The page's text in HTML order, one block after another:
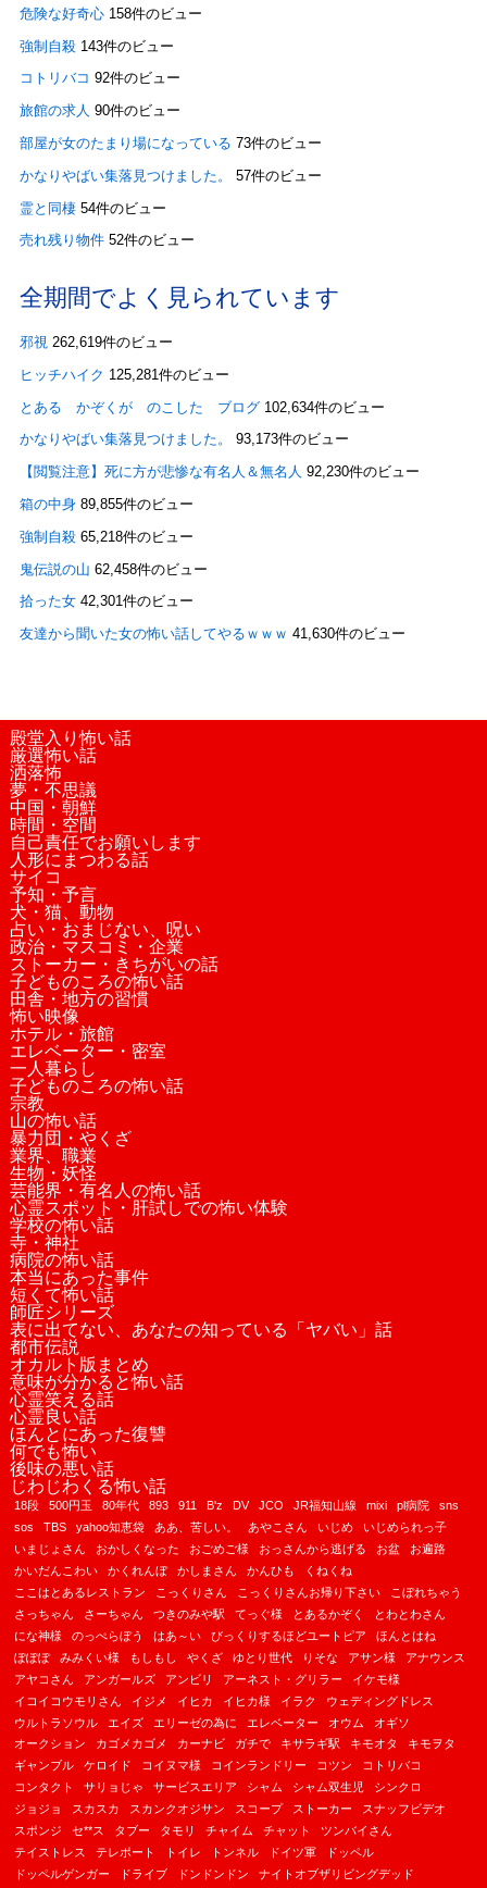
危険な好奇心 158件のビュー
強制自殺 143件のビュー
コトリバコ 92件のビュー
旅館の求人 90件のビュー
部屋が女のたまり場になっている 73件のビュー
かなりやばい集落見つけました。
57件のビュー
霊と同棲 54件のビュー
売れ残り物件 52件のビュー
全期間でよく見られています
邪視 262,619件のビュー
ヒッチハイク 125,281件のビュー
とある かぞくが のこした ブログ 102,634件のビュー
かなりやばい集落見つけました。
93,173件のビュー
【閲覧注意】死に方が悲惨な有名人＆無名人 92,230件のビュー
箱の中身 89,855件のビュー
強制自殺 65,218件のビュー
鬼伝説の山 62,458件のビュー
拾った女 42,301件のビュー
友達から聞いた女の怖い話してやるｗｗｗ 41,630件のビュー
殿堂入り怖い話
厳選怖い話
洒落怖
夢・不思議
中国・朝鮮
時間・空間
自己責任でお願いします
人形にまつわる話
サイコ
予知・予言
犬・猫、動物
占い・おまじない、呪い
政治・マスコミ・企業
ストーカー・きちがいの話
子どものころの怖い話
田舎・地方の習慣
怖い映像
ホテル・旅館
エレベーター・密室
一人暮らし
子どものころの怖い話
宗教
山の怖い話
暴力団・やくざ
業界、職業
生物・妖怪
芸能界・有名人の怖い話
心霊スポット・肝試しでの怖い体験
学校の怖い話
寺・神社
病院の怖い話
本当にあった事件
短くて怖い話
師匠シリーズ
表に出てない、あなたの知っている「ヤバい」話
都市伝説
オカルト版まとめ
意味が分かると怖い話
心霊笑える話
心霊良い話
ほんとにあった復讐
何でも怖い
後味の悪い話
じわじわくる怖い話
18段 500円玉 80年代 893 911 B'z DV JCO JR福知山線 mixi pl病院
sns
sos
TBS yahoo知恵袋 ああ、苦しい。 あやこさん いじめ
いじめられっ子
いまじょさん
おかしくなった おごめご様 おっさんから逃げる お盆
お遍路
かいだんこわい
かくれんぼ かしまさん かんひも
くねくね
ここはとあるレストラン
こっくりさん こっくりさんお帰り下さい
こぼれちゃう
さっちゃん
さーちゃん つきのみや駅 てっぐ様 とあるかぞく
とわとわさん
にな神様
のっぺらぼう はあ～い びっくりするほどユートピア
ほんとはね
ぽぽぽ
みみくい様 もしもし やくざ ゆとり世代 りそな アサン様
アナウンス
アヤコさん
アンガールズ アンビリ アーネスト・グリラー
イケモ様
イコイコウモリさん
イジメ イヒカ イヒカ様 イラク
ウェディングドレス
ウルトラソウル
エイズ エリーゼの為に エレベーター オウム
オギソ
オークション
カゴメカゴメ カーナビ ガチで キサラギ駅 キモオタ
キモヲタ
ギャンブル
ケロイド コイヌマ様 コインランドリー コツン
コトリバコ
コンタクト
サリョじゃ サービスエリア シャム シャム双生児
シンクロ
ジョジョ
スカスカ スカンクオジサン スコープ ストーカー
スナッフビデオ
スポンジ
セ**ス タブー タモリ チャイム チャット
ツンバイさん
テイストレス
テレポート トイレ トンネル ドイツ軍
ドッペル
ドッペルゲンガー
ドライブ ドンドンドン
ナイトオブザリビングデッド